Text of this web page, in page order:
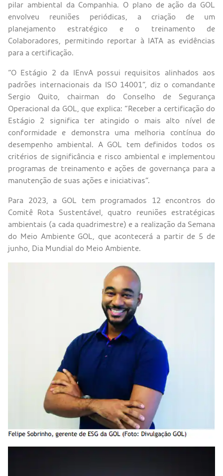
pilar ambiental da Companhia. O plano de ação da GOL
envolveu reuniões periódicas, a criação de um
planejamento estratégico e o treinamento de
Colaboradores, permitindo reportar à IATA as evidências
para a certificação.
“O Estágio 2 da IEnvA possui requisitos alinhados aos
padrões internacionais da ISO 14001”, diz o comandante
Sergio Quito, chairman do Conselho de Segurança
Operacional da GOL, que explica: “Receber a certificação do
Estágio 2 significa ter atingido o mais alto nível de
conformidade e demonstra uma melhoria contínua do
desempenho ambiental. A GOL tem definidos todos os
critérios de significância e risco ambiental e implementou
programas de treinamento e ações de governança para a
manutenção de suas ações e iniciativas”.
Para 2023, a GOL tem programados 12 encontros do
Comitê Rota Sustentável, quatro reuniões estratégicas
ambientais (a cada quadrimestre) e a realização da Semana
do Meio Ambiente GOL, que acontecerá a partir de 5 de
junho, Dia Mundial do Meio Ambiente.